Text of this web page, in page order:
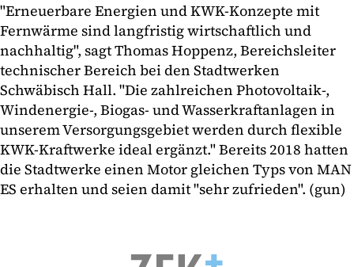
"Erneuerbare Energien und KWK-Konzepte mit
Fernwärme sind langfristig wirtschaftlich und
nachhaltig", sagt Thomas Hoppenz, Bereichsleiter
technischer Bereich bei den Stadtwerken
Schwäbisch Hall. "Die zahlreichen Photovoltaik-,
Windenergie-, Biogas- und Wasserkraftanlagen in
unserem Versorgungsgebiet werden durch flexible
KWK-Kraftwerke ideal ergänzt." Bereits 2018 hatten
die Stadtwerke einen Motor gleichen Typs von MAN
ES erhalten und seien damit "sehr zufrieden". (gun)